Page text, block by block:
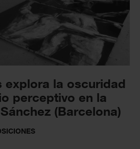
explora la oscuridad
perceptivo en la
(Barcelona)